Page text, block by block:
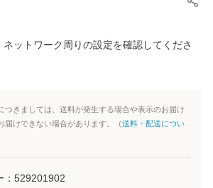
ットワーク周りの設定を確認してくださ
つきましては、送料が発生する場合や表示のお届け
届けできない場合があります。（送料・配送につい
529201902